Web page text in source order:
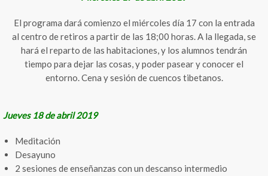
El programa dará comienzo el miércoles día 17 con la entrada
al centro de retiros a partir de las 18;00 horas. A la llegada, se
hará el reparto de las habitaciones, y los alumnos tendrán
tiempo para dejar las cosas, y poder pasear y conocer el
entorno. Cena y sesión de cuencos tibetanos.
Jueves 18 de abril 2019
Meditación
Desayuno
2 sesiones de enseñanzas con un descanso intermedio